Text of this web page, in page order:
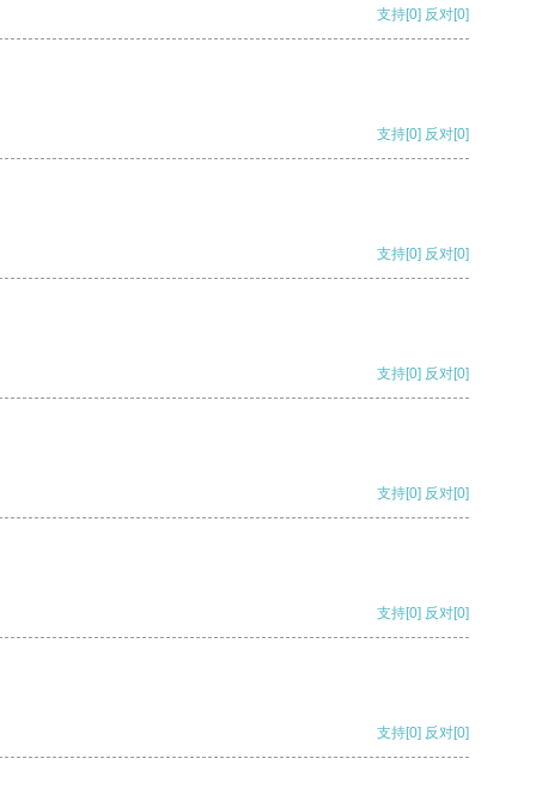
支持[0] 反对[0]
支持[0] 反对[0]
支持[0] 反对[0]
支持[0] 反对[0]
支持[0] 反对[0]
支持[0] 反对[0]
支持[0] 反对[0]